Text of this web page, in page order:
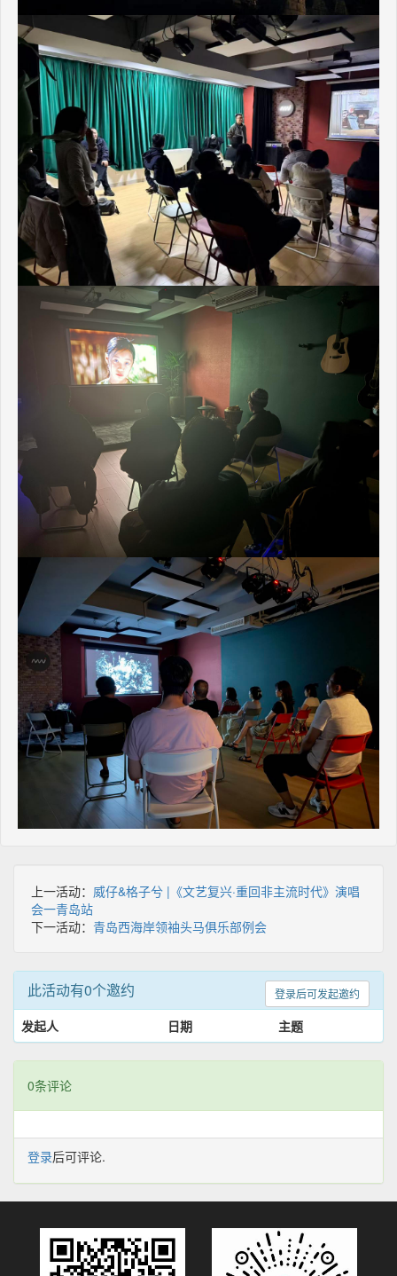
上一活动： 威仔&格子兮 |《文艺复兴·重回非主流时代》演唱
会一青岛站
下一活动： 青岛西海岸领袖头马俱乐部例会
登录后可发起邀约
此活动有0个邀约
发起人 日期 主题
0条评论
登录后可评论.